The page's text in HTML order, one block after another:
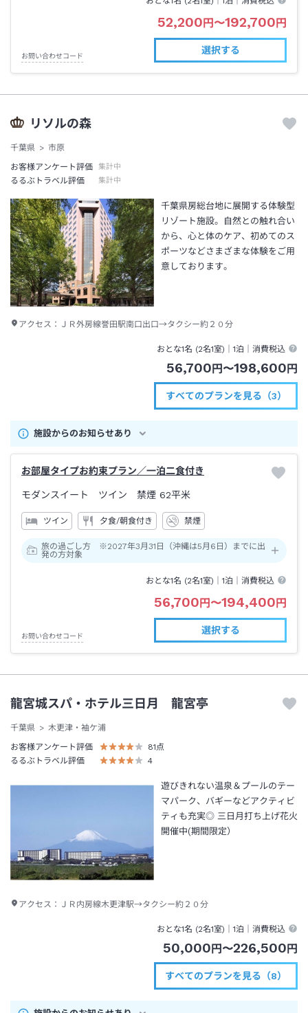
52,200円〜192,700円
お問い合わせコード
選択する
リソルの森
千葉県
市原
お客様アンケート評価
集計中
るるぶトラベル評価 集計中
千葉県房総台地に展開する体験型
リゾート施設。自然との触れ合い
から、心と体のケア、初めてのス
ポーツなどさまざまな体験をご用
意しております。
アクセス： ＪＲ外房線誉田駅南口出口→タクシー約２０分
おとな1名 (2名1室)｜1泊 ｜消費税込
56,700円〜198,600円
すべてのプランを見る（3）
施設からのお知らせあり
お部屋タイプお約束プラン／一泊二食付き
モダンスイート ツイン 禁煙 62平米
ツイン 夕食/朝食付き 禁煙
旅の過ごし方 ※2027年3月31日（沖縄は5月6日）までに出
発の方対象
おとな1名 (2名1室)｜1泊 ｜消費税込
56,700円〜194,400円
お問い合わせコード
選択する
龍宮城スパ・ホテル三日月 龍宮亭
千葉県
木更津・袖ケ浦
お客様アンケート評価
81点
るるぶトラベル評価
4
遊びきれない温泉＆プールのテー
マパーク、バギーなどアクティビ
ティも充実◎ 三日月打ち上げ花火
開催中(期間限定）
アクセス： ＪＲ内房線木更津駅→タクシー約２０分
おとな1名 (2名1室)｜1泊 ｜消費税込
50,000円〜226,500円
すべてのプランを見る（8）